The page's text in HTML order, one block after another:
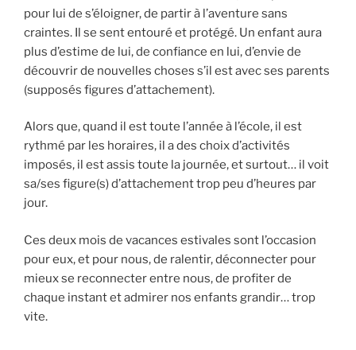
pour lui de s’éloigner, de partir à l’aventure sans
craintes. Il se sent entouré et protégé. Un enfant aura
plus d’estime de lui, de confiance en lui, d’envie de
découvrir de nouvelles choses s’il est avec ses parents
(supposés figures d’attachement).
Alors que, quand il est toute l’année à l’école, il est
rythmé par les horaires, il a des choix d’activités
imposés, il est assis toute la journée, et surtout… il voit
sa/ses figure(s) d’attachement trop peu d’heures par
jour.
Ces deux mois de vacances estivales sont l’occasion
pour eux, et pour nous, de ralentir, déconnecter pour
mieux se reconnecter entre nous, de profiter de
chaque instant et admirer nos enfants grandir… trop
vite.